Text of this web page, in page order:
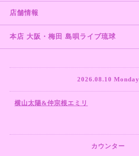
店舗情報
本店 大阪・梅田 島唄ライブ琉球
2026.08.10 Monday
横山太陽&仲宗根エミリ
カウンター